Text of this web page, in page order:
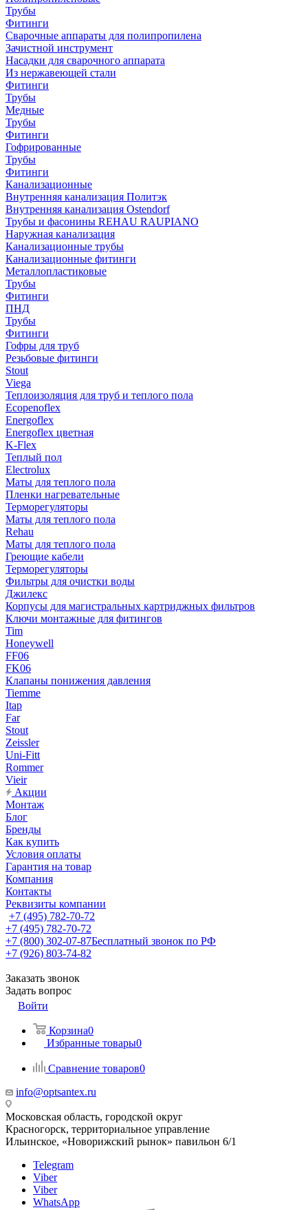
Трубы
Фитинги
Сварочные аппараты для полипропилена
Зачистной инструмент
Насадки для сварочного аппарата
Из нержавеющей стали
Фитинги
Трубы
Медные
Трубы
Фитинги
Гофрированные
Трубы
Фитинги
Канализационные
Внутренняя канализация Политэк
Внутренняя канализация Ostendorf
Трубы и фасонины REHAU RAUPIANO
Наружная канализация
Канализационные трубы
Канализационные фитинги
Металлопластиковые
Трубы
Фитинги
ПНД
Трубы
Фитинги
Гофры для труб
Резьбовые фитинги
Stout
Viega
Теплоизоляция для труб и теплого пола
Ecopenoflex
Energoflex
Energoflex цветная
K-Flex
Теплый пол
Electrolux
Маты для теплого пола
Пленки нагревательные
Терморегуляторы
Маты для теплого пола
Rehau
Маты для теплого пола
Греющие кабели
Терморегуляторы
Фильтры для очистки воды
Джилекс
Корпусы для магистральных картриджных фильтров
Ключи монтажные для фитингов
Tim
Honeywell
FF06
FK06
Клапаны понижения давления
Tiemme
Itap
Far
Stout
Zeissler
Uni-Fitt
Rommer
Vieir
Акции
Монтаж
Блог
Бренды
Как купить
Условия оплаты
Гарантия на товар
Компания
Контакты
Реквизиты компании
+7 (495) 782-70-72
+7 (495) 782-70-72
+7 (800) 302-07-87Бесплатный звонок по РФ
+7 (926) 803-74-82
Заказать звонок
Задать вопрос
Войти
Корзина0
Избранные товары0
Сравнение товаров0
info@optsantex.ru
Московская область, городской округ
Красногорск, территориальное управление
Ильинское, «Новорижский рынок» павильон 6/1
Telegram
Viber
Viber
WhatsApp